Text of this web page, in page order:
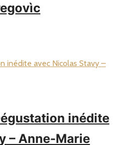
inédite
– Anne-Marie